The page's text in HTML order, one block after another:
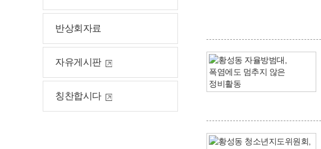
반상회자료
자유게시판
칭찬합시다